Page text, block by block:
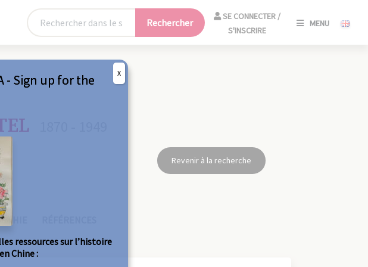
Rechercher
SE CONNECTER /
S'INSCRIRE
MENU
Revenir à la recherche
- Sign up for the
ressources sur l’histoire
Chine :
X